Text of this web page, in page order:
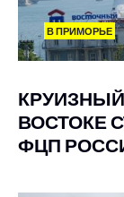
В ПРИМОРЬЕ
ВОСТОКЕ
ФЦП